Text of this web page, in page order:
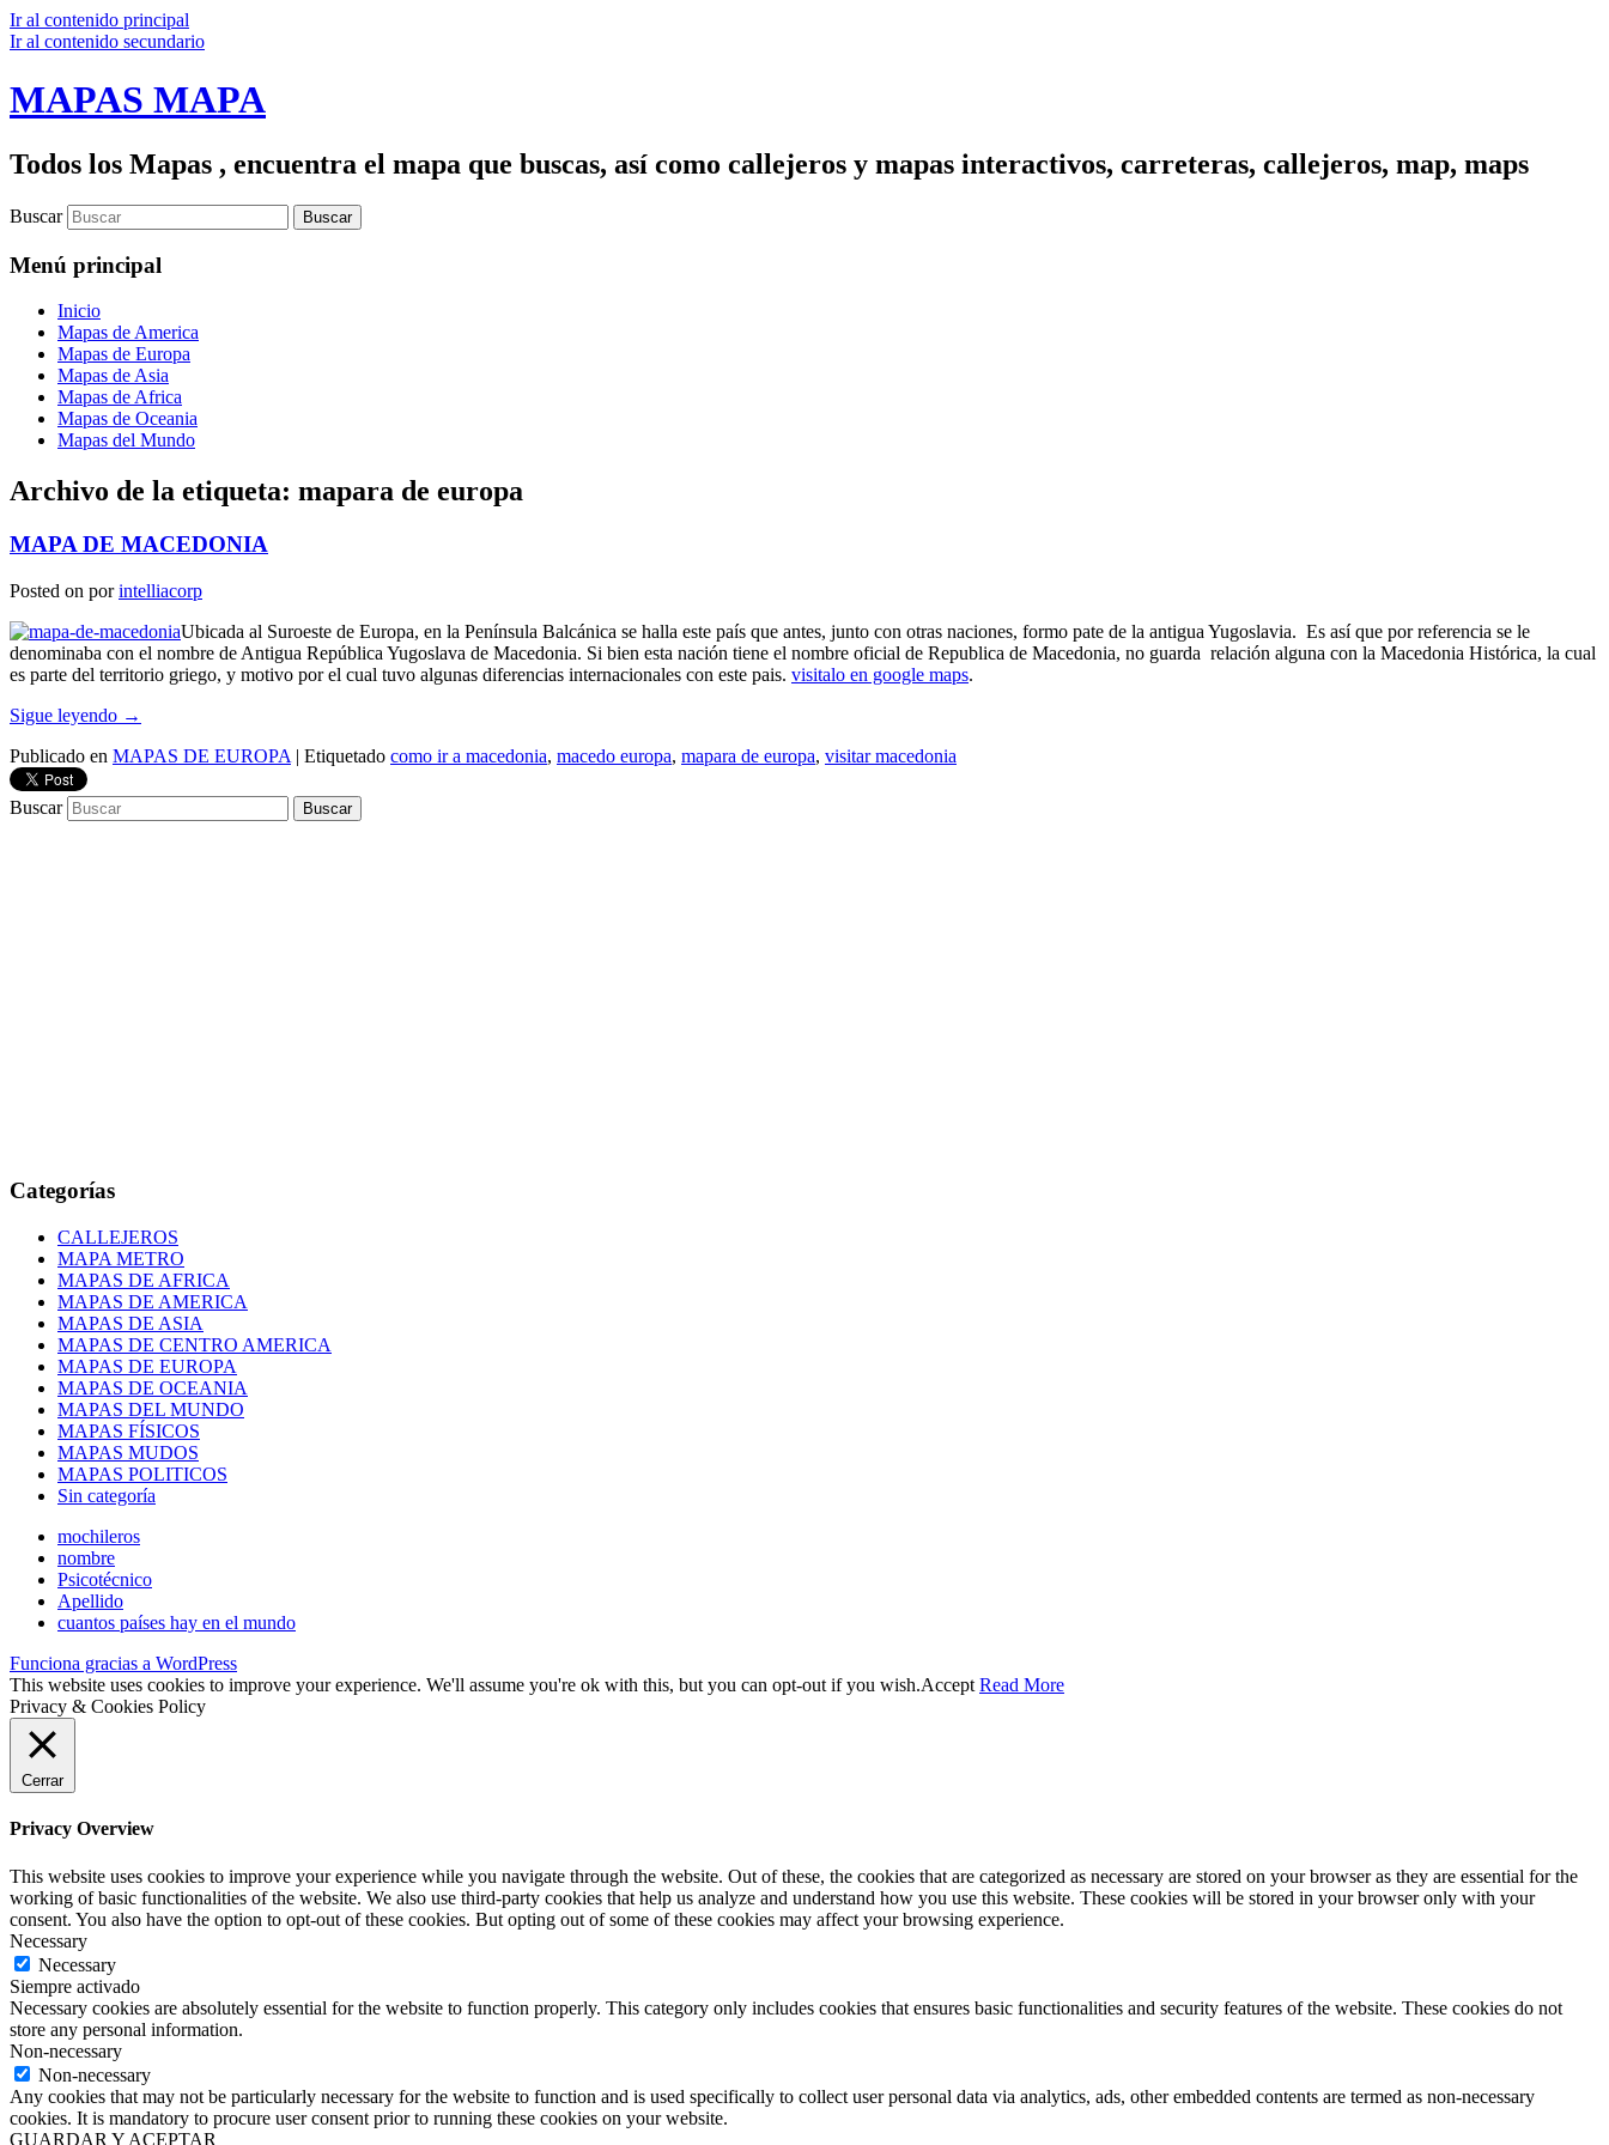
Ir al contenido principal
Ir al contenido secundario
MAPAS MAPA
Todos los Mapas , encuentra el mapa que buscas, así como callejeros y mapas interactivos, carreteras, callejeros, map, maps
Buscar
Menú principal
Inicio
Mapas de America
Mapas de Europa
Mapas de Asia
Mapas de Africa
Mapas de Oceania
Mapas del Mundo
Archivo de la etiqueta: mapara de europa
MAPA DE MACEDONIA
Posted on porintelliacorp
Ubicada al Suroeste de Europa, en la Península Balcánica se halla este país que antes, junto con otras naciones, formo pate de la antigua Yugoslavia. Es así que por referencia se le
denominaba con el nombre de Antigua República Yugoslava de Macedonia. Si bien esta nación tiene el nombre oficial de Republica de Macedonia, no guarda relación alguna con la Macedonia Histórica, la cual
es parte del territorio griego, y motivo por el cual tuvo algunas diferencias internacionales con este pais. visitalo en google maps.
Sigue leyendo →
Publicado en MAPAS DE EUROPA | Etiquetado como ir a macedonia, macedo europa, mapara de europa, visitar macedonia
Buscar
Categorías
CALLEJEROS
MAPA METRO
MAPAS DE AFRICA
MAPAS DE AMERICA
MAPAS DE ASIA
MAPAS DE CENTRO AMERICA
MAPAS DE EUROPA
MAPAS DE OCEANIA
MAPAS DEL MUNDO
MAPAS FÍSICOS
MAPAS MUDOS
MAPAS POLITICOS
Sin categoría
mochileros
nombre
Psicotécnico
Apellido
cuantos países hay en el mundo
Funciona gracias a WordPress
This website uses cookies to improve your experience. We'll assume you're ok with this, but you can opt-out if you wish.Accept Read More
Privacy & Cookies Policy
Cerrar
Privacy Overview
This website uses cookies to improve your experience while you navigate through the website. Out of these, the cookies that are categorized as necessary are stored on your browser as they are essential for the
working of basic functionalities of the website. We also use third-party cookies that help us analyze and understand how you use this website. These cookies will be stored in your browser only with your
consent. You also have the option to opt-out of these cookies. But opting out of some of these cookies may affect your browsing experience.
Necessary
Necessary
Siempre activado
Necessary cookies are absolutely essential for the website to function properly. This category only includes cookies that ensures basic functionalities and security features of the website. These cookies do not
store any personal information.
Non-necessary
Non-necessary
Any cookies that may not be particularly necessary for the website to function and is used specifically to collect user personal data via analytics, ads, other embedded contents are termed as non-necessary
cookies. It is mandatory to procure user consent prior to running these cookies on your website.
GUARDAR Y ACEPTAR